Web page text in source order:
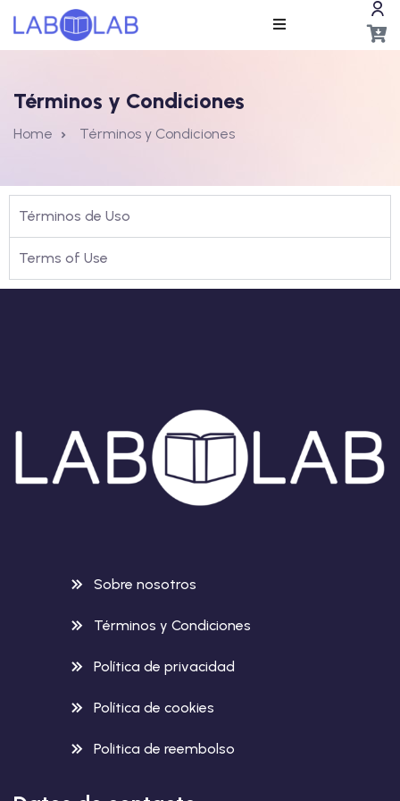
Términos y Condiciones
Home Términos y Condiciones
Términos de Uso
Terms of Use
Sobre nosotros
Términos y Condiciones
Política de privacidad
Política de cookies
Politica de reembolso